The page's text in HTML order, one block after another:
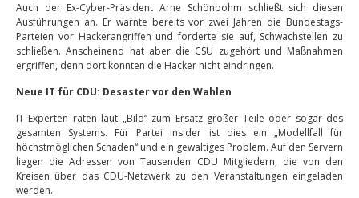
Auch der Ex-Cyber-Präsident Arne Schönbohm schließt sich diesen
Ausführungen an. Er warnte bereits vor zwei Jahren die Bundestags-
Parteien vor Hackerangriffen und forderte sie auf, Schwachstellen zu
schließen. Anscheinend hat aber die CSU zugehört und Maßnahmen
ergriffen, denn dort konnten die Hacker nicht eindringen.
Neue IT für CDU: Desaster vor den Wahlen
IT Experten raten laut „Bild“ zum Ersatz großer Teile oder sogar des
gesamten Systems. Für Partei Insider ist dies ein „Modellfall für
höchstmöglichen Schaden“ und ein gewaltiges Problem. Auf den Servern
liegen die Adressen von Tausenden CDU Mitgliedern, die von den
Kreisen über das CDU-Netzwerk zu den Veranstaltungen eingeladen
werden.